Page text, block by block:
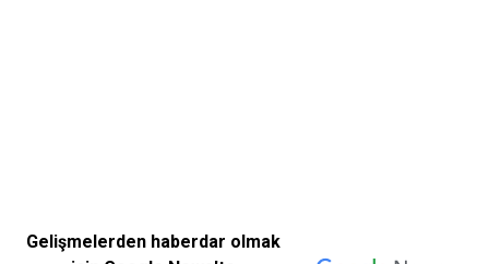
Gelişmelerden haberdar olmak